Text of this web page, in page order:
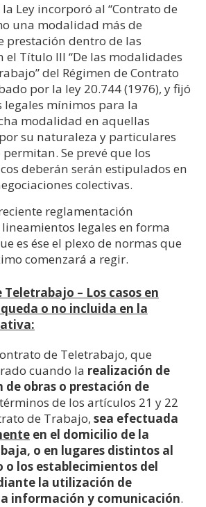
Ley incorporó al “Contrato de
una modalidad más de
prestación dentro de las
el Título III “De las modalidades
del Régimen de Contrato
por la ley 20.744 (1976), y fijó
legales mínimos para la
modalidad en aquellas
su naturaleza y particulares
Se prevé que los
deberán serán estipulados en
colectivas.
reglamentación
legales en forma
es ése el plexo de normas que
comenzará a regir.
Teletrabajo – Los casos en
o no incluida en la
de Teletrabajo, que
cuando la realización de
de obras o prestación de
de los artículos 21 y 22
de Trabajo, sea efectuada
en el domicilio de la
o en lugares distintos al
los establecimientos del
la utilización de
información y comunicación.